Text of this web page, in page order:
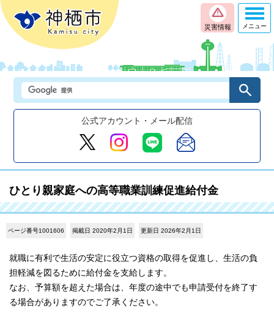
災害情報
公式アカウント・メール配信
メニュー
ひとり親家庭への高等職業訓練促進給付金
ページ番号1001606 掲載日 2020年2月1日 更新日 2026年2月1日
就職に有利で生活の安定に役立つ資格の取得を促進し、生活の負
担軽減を図るために給付金を支給します。
なお、予算額を超えた場合は、年度の途中でも申請受付を終了す
る場合がありますのでご了承ください。